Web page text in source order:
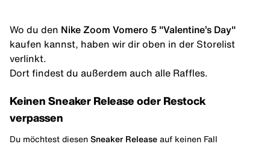
Wo du den Nike Zoom Vomero 5 "Valentine’s Day"
kaufen kannst, haben wir dir oben in der Storelist
verlinkt.
Dort findest du außerdem auch alle Raffles.
Keinen Sneaker Release oder Restock
verpassen
Du möchtest diesen Sneaker Release auf keinen Fall